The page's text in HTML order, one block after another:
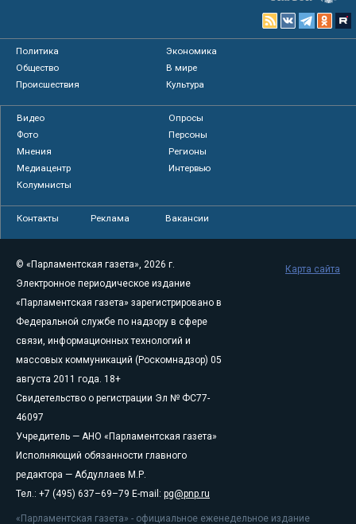
Политика
Экономика
Общество
В мире
Происшествия
Культура
Видео
Опросы
Фото
Персоны
Мнения
Регионы
Медиацентр
Интервью
Колумнисты
Контакты Реклама Вакансии
© «Парламентская газета», 2026 г.
Электронное периодическое издание
«Парламентская газета» зарегистрировано в
Федеральной службе по надзору в сфере
связи, информационных технологий и
массовых коммуникаций (Роскомнадзор) 05
августа 2011 года. 18+
Свидетельство о регистрации Эл № ФС77-
46097
Учредитель — АНО «Парламентская газета»
Исполняющий обязанности главного
редактора — Абдуллаев М.Р.
Тел.: +7 (495) 637–69–79 E-mail: pg@pnp.ru
«Парламентская газета» - официальное еженедельное издание
Карта сайта